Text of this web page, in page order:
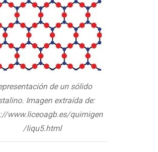
de un sólido
Imagen extraída de:
www.liceoagb.es/quimigen
/liqu5.html